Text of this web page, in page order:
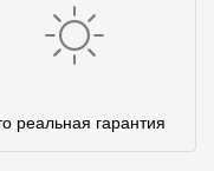
реальная гарантия